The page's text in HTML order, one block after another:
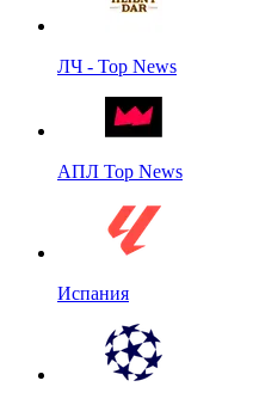
ЛЧ - Top News
АПЛ Top News
Испания